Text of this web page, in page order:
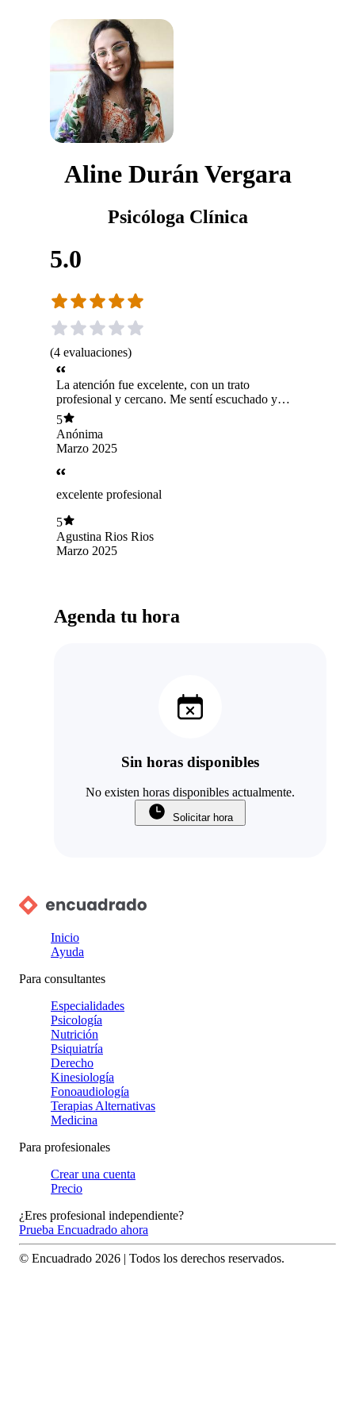
Aline Durán Vergara
Psicóloga Clínica
5.0
(4 evaluaciones)
La atención fue excelente, con un trato
profesional y cercano. Me sentí escuchado y
comprendido en todo momento. Sin duda, una
gran profesional que recomiendo.
5
Anónima
Marzo 2025
excelente profesional
5
Agustina Rios Rios
Marzo 2025
Agenda tu hora
Sin horas disponibles
No existen horas disponibles actualmente.
Solicitar hora
Inicio
Ayuda
Para consultantes
Especialidades
Psicología
Nutrición
Psiquiatría
Derecho
Kinesiología
Fonoaudiología
Terapias Alternativas
Medicina
Para profesionales
Crear una cuenta
Precio
¿Eres profesional independiente?
Prueba Encuadrado ahora
© Encuadrado 2026 | Todos los derechos reservados.